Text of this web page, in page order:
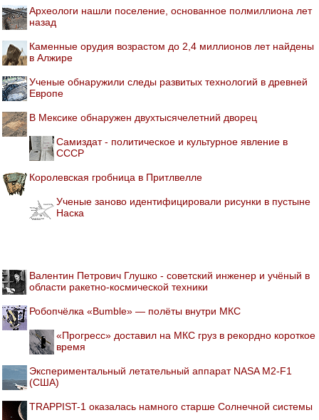
Археологи нашли поселение, основанное полмиллиона лет
назад
Каменные орудия возрастом до 2,4 миллионов лет найдены
в Алжире
Ученые обнаружили следы развитых технологий в древней
Европе
В Мексике обнаружен двухтысячелетний дворец
Самиздат - политическое и культурное явление в
СССР
Королевская гробница в Притлвелле
Ученые заново идентифицировали рисунки в пустыне
Наска
Валентин Петрович Глушко - советский инженер и учёный в
области ракетно-космической техники
Робопчёлка «Bumble» — полёты внутри МКС
«Прогресс» доставил на МКС груз в рекордно короткое
время
Экспериментальный летательный аппарат NASA M2-F1
(США)
TRAPPIST-1 оказалась намного старше Солнечной системы